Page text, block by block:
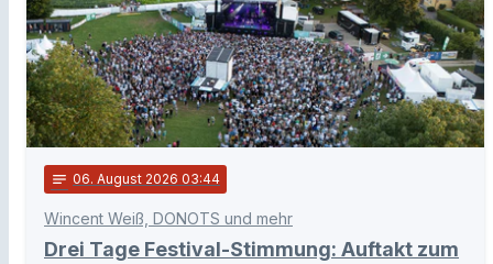
notes 06. August 2026 03:44
Wincent Weiß, DONOTS und mehr
Drei Tage Festival-Stimmung: Auftakt zum